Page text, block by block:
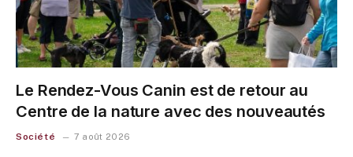
Le Rendez-Vous Canin est de retour au
Centre de la nature avec des nouveautés
Société 7 août 2026